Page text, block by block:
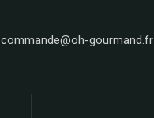
commande@oh-gourmand.fr